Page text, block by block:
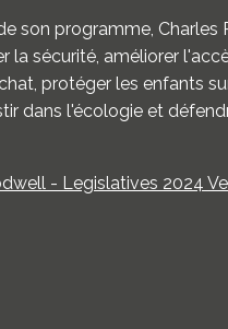
son programme,
la sécurité, améliorer
protéger les enfants
dans l'écologie et
- Legislatives 2024